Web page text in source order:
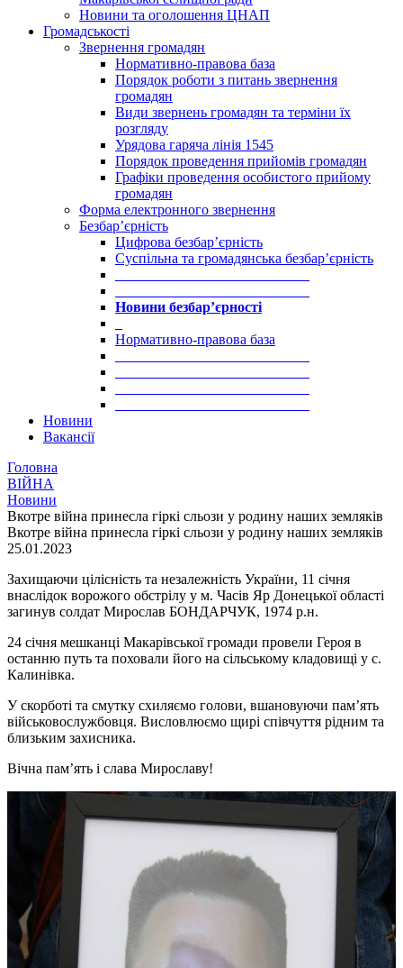
Новини та оголошення ЦНАП
Громадськості
Звернення громадян
Нормативно-правова база
Порядок роботи з питань звернення
громадян
Види звернень громадян та терміни їх
розгляду
Урядова гаряча лінія 1545
Порядок проведення прийомів громадян
Графіки проведення особистого прийому
громадян
Форма електронного звернення
Безбар’єрність
Цифрова безбар’єрність
Суспільна та громадянська безбар’єрність
Новини безбар’єрності
Нормативно-правова база
Новини
Вакансії
Головна
ВІЙНА
Новини
Вкотре війна принесла гіркі сльози у родину наших земляків
Вкотре війна принесла гіркі сльози у родину наших земляків
25.01.2023
Захищаючи цілісність та незалежність України, 11 січня
внаслідок ворожого обстрілу у м. Часів Яр Донецької області
загинув солдат Мирослав БОНДАРЧУК, 1974 р.н.
24 січня мешканці Макарівської громади провели Героя в
останню путь та поховали його на сільському кладовищі у с.
Калинівка.
У скорботі та смутку схиляємо голови, вшановуючи пам’ять
військовослужбовця. Висловлюємо щирі співчуття рідним та
близьким захисника.
Вічна пам’ять і слава Мирославу!